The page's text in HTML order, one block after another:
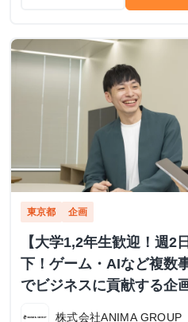
東京都 企画
【大学1,2年生歓迎！週2
下！ゲーム・AIなど複数
でビジネスに貢献する企
株式会社ANIMA GROUP